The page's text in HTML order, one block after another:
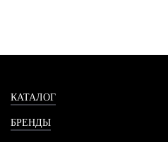
КАТАЛОГ
БРЕНДЫ